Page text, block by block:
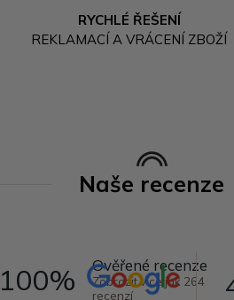
RYCHLÉ ŘEŠENÍ
REKLAMACÍ A VRÁCENÍ ZBOŽÍ
Naše recenze
100% Ověřené recenze
Zobrazit více jak 264
recenzí